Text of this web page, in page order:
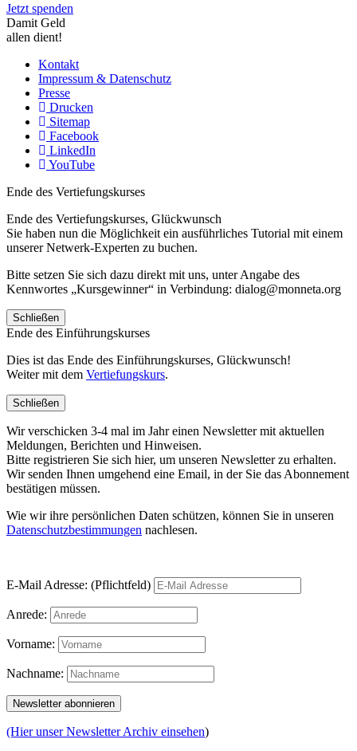
Jetzt spenden
Damit Geld
allen dient!
Kontakt
Impressum & Datenschutz
Presse
Drucken
Sitemap
Facebook
LinkedIn
YouTube
Ende des Vertiefungskurses
Ende des Vertiefungskurses, Glückwunsch
Sie haben nun die Möglichkeit ein ausführliches Tutorial mit einem
unserer Netwerk-Experten zu buchen.
Bitte setzen Sie sich dazu direkt mit uns, unter Angabe des
Kennwortes „Kursgewinner“ in Verbindung: dialog@monneta.org
Schließen
Ende des Einführungskurses
Dies ist das Ende des Einführungskurses, Glückwunsch!
Weiter mit dem Vertiefungskurs.
Schließen
Wir verschicken 3-4 mal im Jahr einen Newsletter mit aktuellen
Meldungen, Berichten und Hinweisen.
Bitte registrieren Sie sich hier, um unseren Newsletter zu erhalten.
Wir senden Ihnen umgehend eine Email, in der Sie das Abonnement
bestätigen müssen.
Wie wir ihre persönlichen Daten schützen, können Sie in unseren
Datenschutzbestimmungen nachlesen.
E-Mail Adresse: (Pflichtfeld)
Anrede:
Vorname:
Nachname:
(Hier unser Newsletter Archiv einsehen)